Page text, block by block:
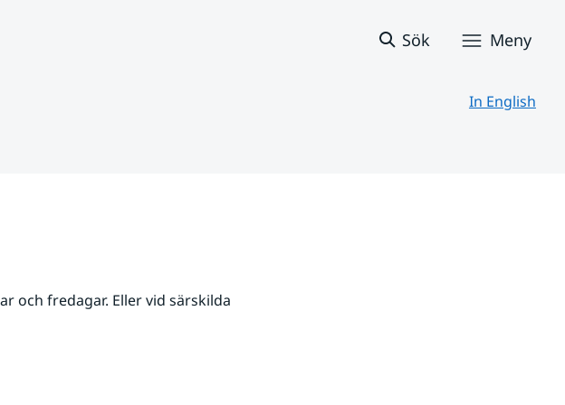
Sök Meny
In English
och fredagar. Eller vid särskilda